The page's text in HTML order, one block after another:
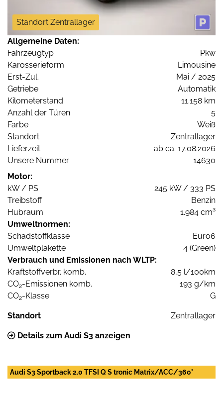
Standort Zentrallager
Allgemeine Daten:
Fahrzeugtyp
Pkw
Karosserieform
Limousine
Erst-Zul.
Mai / 2025
Getriebe
Automatik
Kilometerstand
11.158 km
Anzahl der Türen
5
Farbe
Weiß
Standort
Zentrallager
Lieferzeit
ab ca. 17.08.2026
Unsere Nummer
14630
Motor:
kW / PS
245 kW / 333 PS
Treibstoff
Benzin
Hubraum
1.984 cm³
Umweltnormen:
Schadstoffklasse
Euro6
Umweltplakette
4 (Green)
Verbrauch und Emissionen nach WLTP:
Kraftstoffverbr. komb.
8,5 l/100km
CO2-Emissionen komb.
193 g/km
CO2-Klasse G
Standort Zentrallager
Details zum Audi S3 anzeigen
Audi S3 Sportback 2.0 TFSI Q S tronic Matrix/ACC/360°